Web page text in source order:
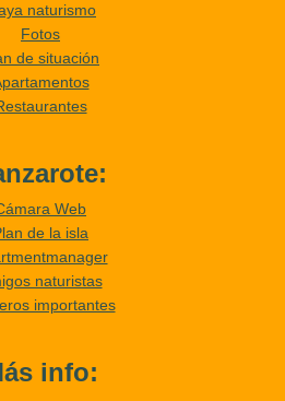
naturismo
Fotos
de situación
Web
de la isla
naturistas
importantes
info: